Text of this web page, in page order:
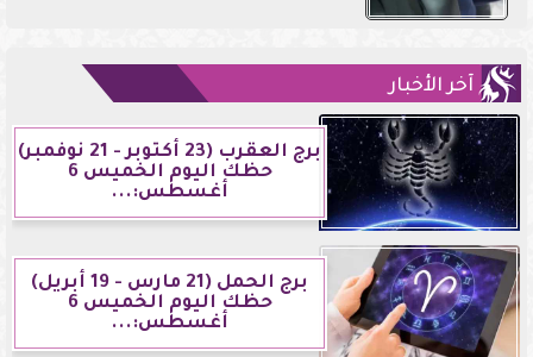
آخر الأخبار
برج العقرب (23 أكتوبر - 21 نوفمبر)
حظك اليوم الخميس 6
أغسطس:...
برج الحمل (21 مارس - 19 أبريل)
حظك اليوم الخميس 6
أغسطس:...